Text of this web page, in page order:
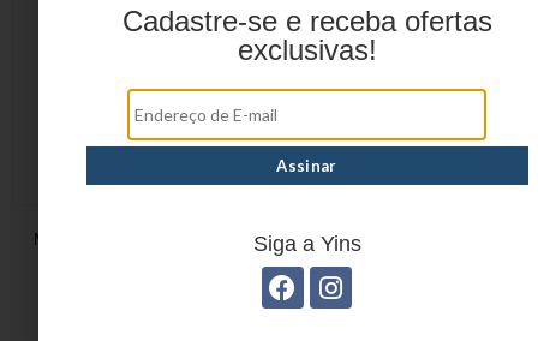
Mala de Bordo Deluxe
MALA DE BORDO EASY
EM ABS YS21209
Cadastre-se e receba ofertas
exclusivas!
Siga a Yins